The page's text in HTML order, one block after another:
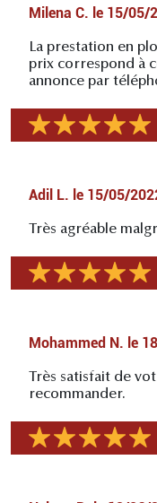
Milena C. le 15/05/
La prestation en
prix correspond à
annonce par
Adil L. le 15/05/
Très agréable
Mohammed N. le
Très satisfait de
recommander.